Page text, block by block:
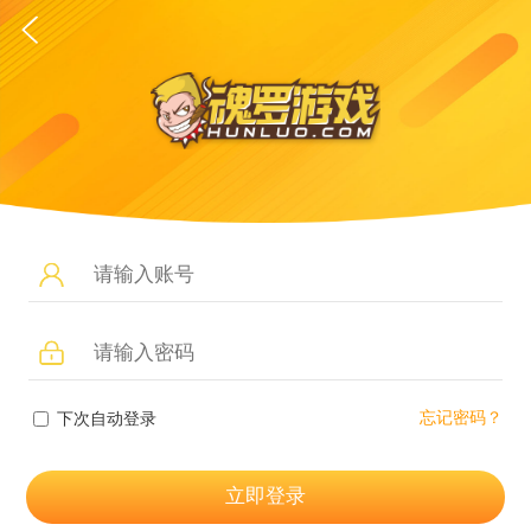
下次自动登录 忘记密码？
立即登录